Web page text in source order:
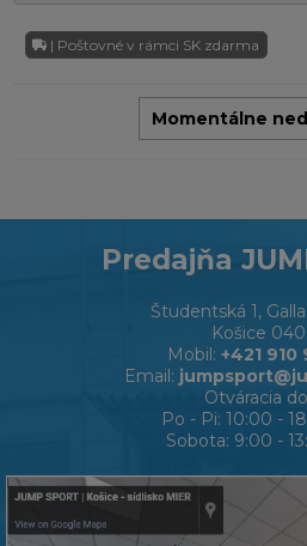
| Poštovné v rámci SK zdarma
Momentálne
Predajňa
Študentská 1,
Košice
Mobil: +421 910
Email:
Otváracia
Po - Pi: 10:00 -
Sobota: 9:00 -